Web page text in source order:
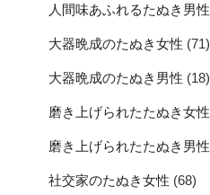
人間味あふれるたぬき男性
大器晩成のたぬき女性 (71)
大器晩成のたぬき男性 (18)
磨き上げられたたぬき女性
磨き上げられたたぬき男性
社交家のたぬき女性 (68)